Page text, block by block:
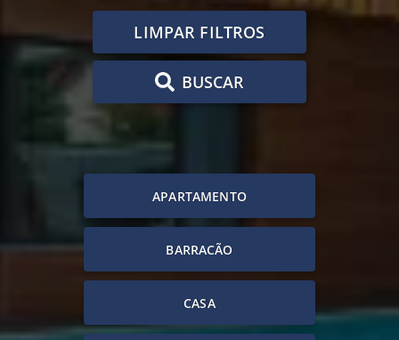
LIMPAR FILTROS
BUSCAR
APARTAMENTO
BARRACÃO
CASA